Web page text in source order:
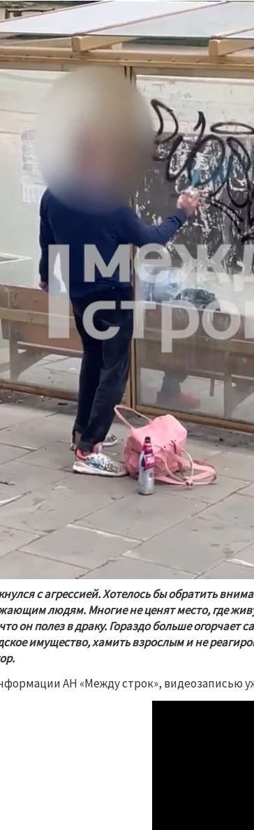
с агрессией. Хотелось бы обратить
людям. Многие не ценят место, где
он полез в драку. Гораздо больше
имущество, хамить взрослым и не
АН «Между строк», видеозаписью